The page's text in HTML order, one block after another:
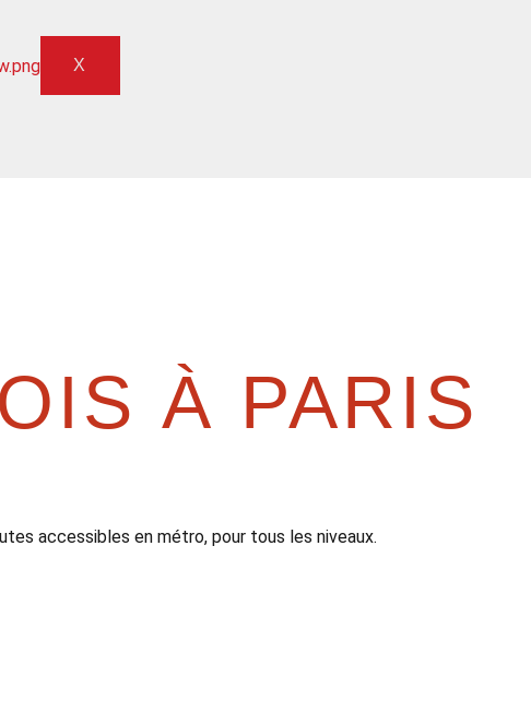
X
À PARIS
accessibles en métro, pour tous les niveaux.